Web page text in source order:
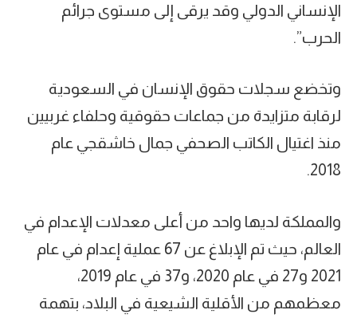
الإنساني الدولي وقد يرقى إلى مستوى جرائم
الحرب”.
وتخضع سجلات حقوق الإنسان في السعودية
لرقابة متزايدة من جماعات حقوقية وحلفاء غربيين
منذ اغتيال الكاتب الصحفي جمال خاشقجي عام
2018.
والمملكة لديها واحد من أعلى معدلات الإعدام في
العالم، حيث تم الإبلاغ عن 67 عملية إعدام في عام
2021 و27 في عام 2020، و37 في عام 2019،
معظمهم من الأقلية الشيعية في البلاد، بتهمة